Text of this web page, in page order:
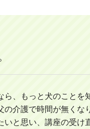
、もっと犬のことを
介護で時間が無くな
いと思い、講座の受け